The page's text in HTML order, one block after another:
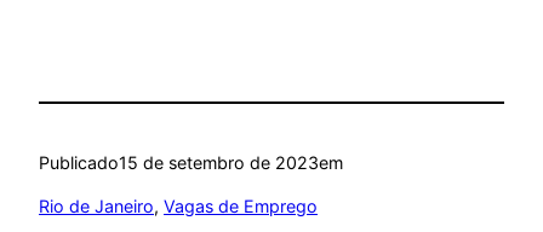
Publicado15 de setembro de 2023em
Rio de Janeiro, Vagas de Emprego